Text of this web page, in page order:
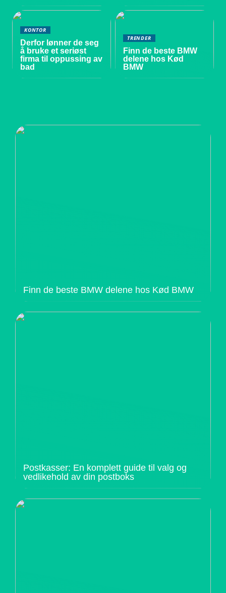
KONTOR
Derfor lønner de seg
å bruke et seriøst
firma til oppussing av
bad
TRENDER
Finn de beste BMW
delene hos Kød
BMW
Finn de beste BMW delene hos Kød BMW
Postkasser: En komplett guide til valg og
vedlikehold av din postboks